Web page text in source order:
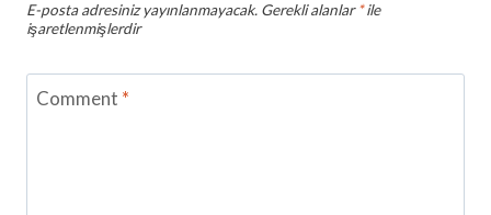
E-posta adresiniz yayınlanmayacak. Gerekli alanlar*ile
işaretlenmişlerdir
Comment *